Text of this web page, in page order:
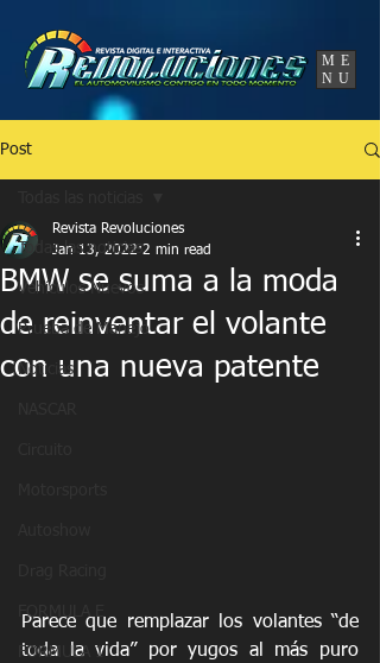
ME
NU
Post
Todas las noticias
Vehículos Nuevos
Prueba de Manejo
Noticias
FORMULA E
FORMULA 1
BMW se suma a la moda
de reinventar el volante
con una nueva patente
Revista Revoluciones
Jan 13, 2022 2 min read
Parece que remplazar los volantes “de
toda la vida” por yugos al más puro